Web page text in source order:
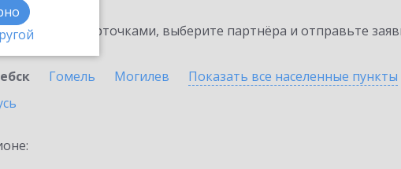
карточками, выберите партнёра и отправьте
Гомель Могилев Показать все населенные пункты